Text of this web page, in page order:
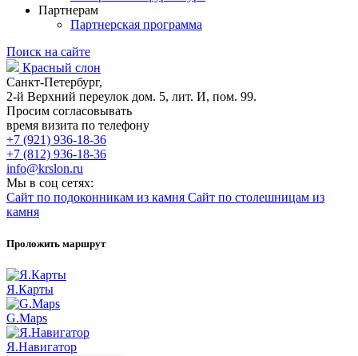
Партнерам
Партнерская программа
Поиск на сайте
Красный слон
Санкт-Петербург,
2-й Верхний переулок дом. 5, лит. И, пом. 99.
Просим согласовывать
время визита по телефону
+7 (921) 936-18-36
+7 (812) 936-18-36
info@krslon.ru
Мы в соц сетях:
Сайт по подоконникам из камня Сайт по столешницам из
камня
Проложить маршрут
Я.Карты
G.Maps
Я.Навигатор